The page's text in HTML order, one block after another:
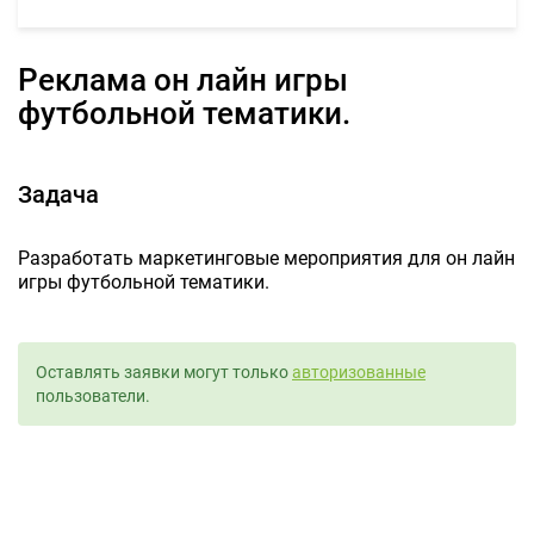
Реклама он лайн игры
футбольной тематики.
Задача
Разработать маркетинговые мероприятия для он лайн
игры футбольной тематики.
Оставлять заявки могут толькоавторизованные
пользователи.